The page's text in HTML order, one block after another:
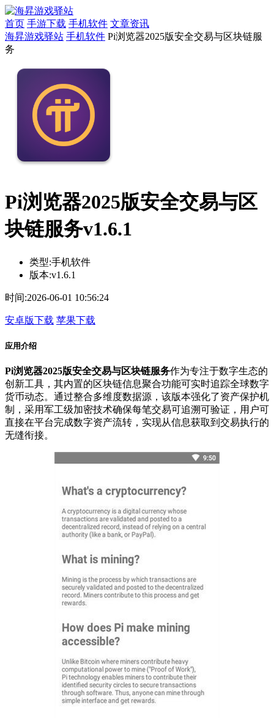
首页 手游下载 手机软件 文章资讯
海昇游戏驿站 手机软件 Pi浏览器2025版安全交易与区块链服
务
Pi浏览器2025版安全交易与区
块链服务v1.6.1
类型:手机软件
版本:v1.6.1
时间:2026-06-01 10:56:24
安卓版下载 苹果下载
应用介绍
Pi浏览器2025版安全交易与区块链服务作为专注于数字生态的
创新工具，其内置的区块链信息聚合功能可实时追踪全球数字
货币动态。通过整合多维度数据源，该版本强化了资产保护机
制，采用军工级加密技术确保每笔交易可追溯可验证，用户可
直接在平台完成数字资产流转，实现从信息获取到交易执行的
无缝衔接。